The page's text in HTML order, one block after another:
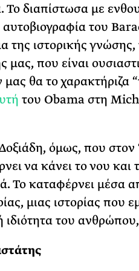
Το διαπίστωσα με
του
της ιστορικής
μας, που είναι
θα το χαρακτήριζα
του Obama στη
όμως, που στον
να κάνει το νου και
Το καταφέρνει μέσα
μιας ιστορίας που
ιδιότητα του